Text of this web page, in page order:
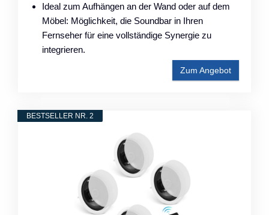
Ideal zum Aufhängen an der Wand oder auf dem
Möbel: Möglichkeit, die Soundbar in Ihren
Fernseher für eine vollständige Synergie zu
integrieren.
Zum Angebot
BESTSELLER NR. 2